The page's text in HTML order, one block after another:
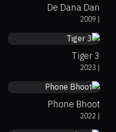
De Dana Dan
|
2009
7.4
Tiger 3
|
2023
7.1
36%
Phone Bhoot
|
2022
5.4
15%